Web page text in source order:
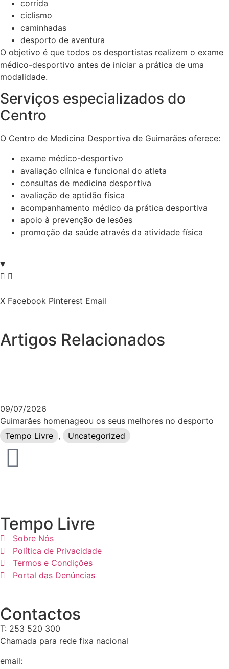
corrida
ciclismo
caminhadas
desporto de aventura
O objetivo é que todos os desportistas realizem o exame
médico-desportivo antes de iniciar a prática de uma
modalidade.
Serviços especializados do
Centro
O Centro de Medicina Desportiva de Guimarães oferece:
exame médico-desportivo
avaliação clínica e funcional do atleta
consultas de medicina desportiva
avaliação de aptidão física
acompanhamento médico da prática desportiva
apoio à prevenção de lesões
promoção da saúde através da atividade física
X Facebook Pinterest Email
Artigos Relacionados
09/07/2026
Guimarães homenageou os seus melhores no desporto
Tempo Livre , Uncategorized
Tempo Livre
Sobre Nós
Política de Privacidade
Termos e Condições
Portal das Denúncias
Contactos
T: 253 520 300
Chamada para rede fixa nacional
email: